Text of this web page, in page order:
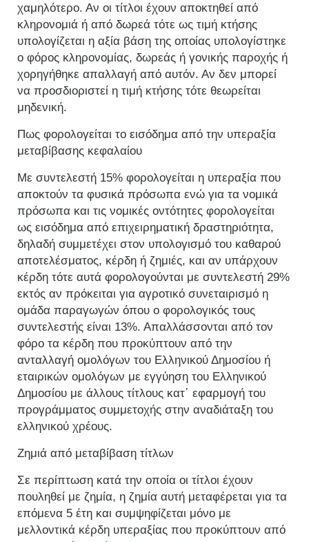
χαμηλότερο. Αν οι τίτλοι έχουν αποκτηθεί από
κληρονομιά ή από δωρεά τότε ως τιμή κτήσης
υπολογίζεται η αξία βάση της οποίας υπολογίστηκε
ο φόρος κληρονομίας, δωρεάς ή γονικής παροχής ή
χορηγήθηκε απαλλαγή από αυτόν. Αν δεν μπορεί
να προσδιοριστεί η τιμή κτήσης τότε θεωρείται
μηδενική.
Πως φορολογείται το εισόδημα από την υπεραξία
μεταβίβασης κεφαλαίου
Με συντελεστή 15% φορολογείται η υπεραξία που
αποκτούν τα φυσικά πρόσωπα ενώ για τα νομικά
πρόσωπα και τις νομικές οντότητες φορολογείται
ως εισόδημα από επιχειρηματική δραστηριότητα,
δηλαδή συμμετέχει στον υπολογισμό του καθαρού
αποτελέσματος, κέρδη ή ζημιές, και αν υπάρχουν
κέρδη τότε αυτά φορολογούνται με συντελεστή 29%
εκτός αν πρόκειται για αγροτικό συνεταιρισμό η
ομάδα παραγωγών όπου ο φορολογικός τους
συντελεστής είναι 13%. Απαλλάσσονται από τον
φόρο τα κέρδη που προκύπτουν από την
ανταλλαγή ομολόγων του Ελληνικού Δημοσίου ή
εταιρικών ομολόγων με εγγύηση του Ελληνικού
Δημοσίου με άλλους τίτλους κατ΄ εφαρμογή του
προγράμματος συμμετοχής στην αναδιάταξη του
ελληνικού χρέους.
Ζημιά από μεταβίβαση τίτλων
Σε περίπτωση κατά την οποία οι τίτλοι έχουν
πουληθεί με ζημία, η ζημία αυτή μεταφέρεται για τα
επόμενα 5 έτη και συμψηφίζεται μόνο με
μελλοντικά κέρδη υπεραξίας που προκύπτουν από